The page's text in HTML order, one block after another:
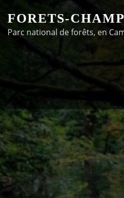
content
FORETS-
Parc national de forêts, en